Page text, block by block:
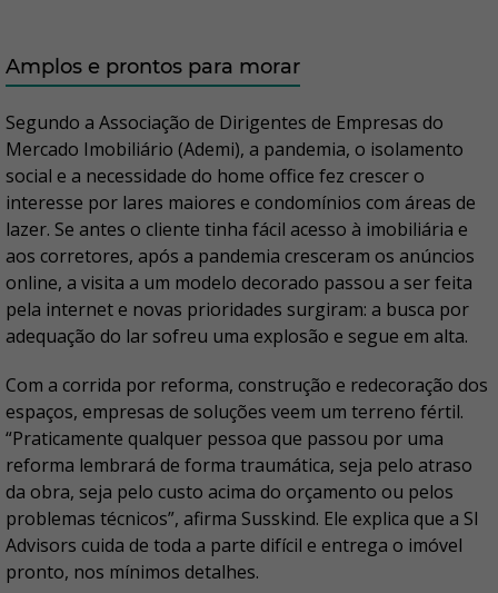
Amplos e prontos para morar
Segundo a Associação de Dirigentes de Empresas do
Mercado Imobiliário (Ademi), a pandemia, o isolamento
social e a necessidade do home office fez crescer o
interesse por lares maiores e condomínios com áreas de
lazer. Se antes o cliente tinha fácil acesso à imobiliária e
aos corretores, após a pandemia cresceram os anúncios
online, a visita a um modelo decorado passou a ser feita
pela internet e novas prioridades surgiram: a busca por
adequação do lar sofreu uma explosão e segue em alta.
Com a corrida por reforma, construção e redecoração dos
espaços, empresas de soluções veem um terreno fértil.
“Praticamente qualquer pessoa que passou por uma
reforma lembrará de forma traumática, seja pelo atraso
da obra, seja pelo custo acima do orçamento ou pelos
problemas técnicos”, afirma Susskind. Ele explica que a SI
Advisors cuida de toda a parte difícil e entrega o imóvel
pronto, nos mínimos detalhes.